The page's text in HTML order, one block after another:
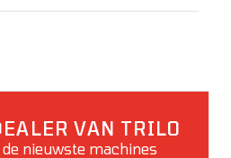
VAN TRILO
nieuwste machines